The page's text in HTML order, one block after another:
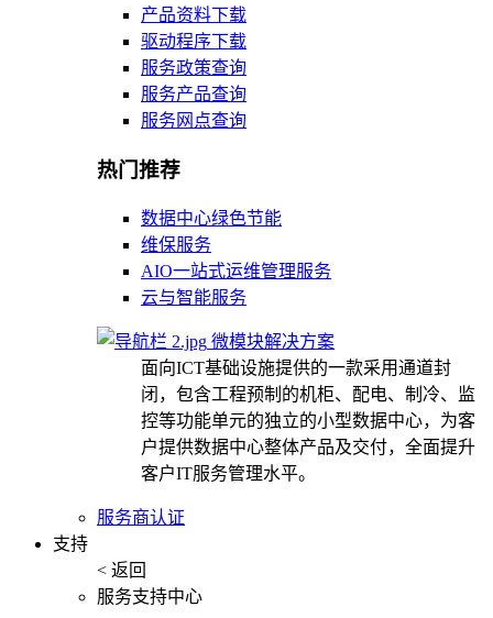
产品资料下载
驱动程序下载
服务政策查询
服务产品查询
服务网点查询
热门推荐
数据中心绿色节能
维保服务
AIO一站式运维管理服务
云与智能服务
微模块解决方案
面向ICT基础设施提供的一款采用通道封
闭，包含工程预制的机柜、配电、制冷、监
控等功能单元的独立的小型数据中心，为客
户提供数据中心整体产品及交付，全面提升
客户IT服务管理水平。
服务商认证
支持
< 返回
服务支持中心